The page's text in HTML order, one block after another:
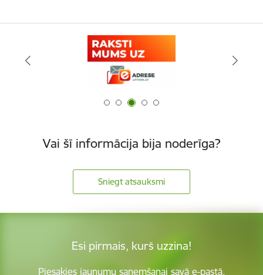
Vai šī informācija bija noderīga?
Sniegt atsauksmi
Esi pirmais, kurš uzzina!
Piesakies jaunumu saņemšanai savā e-pastā.